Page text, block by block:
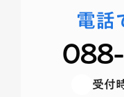
電話
受付